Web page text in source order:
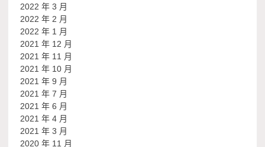
2022 年 3 月
2022 年 2 月
2022 年 1 月
2021 年 12 月
2021 年 11 月
2021 年 10 月
2021 年 9 月
2021 年 7 月
2021 年 6 月
2021 年 4 月
2021 年 3 月
2020 年 11 月